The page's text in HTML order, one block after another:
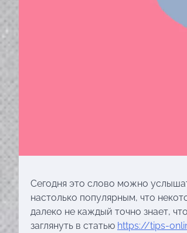
Сегодня это слово можно
настолько популярным, что
далеко не каждый точно знает,
заглянуть в статью https://tips-